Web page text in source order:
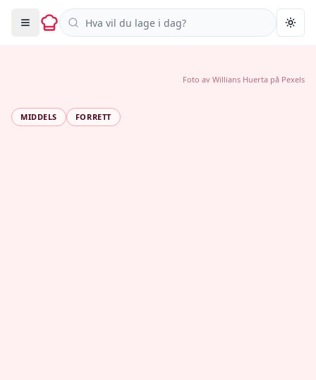
Søk i oppskrifter
MIDDELS FORRETT
Foto av Willians Huerta på Pexels